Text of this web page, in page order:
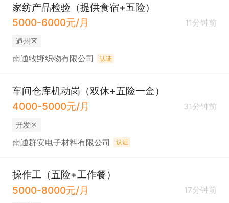
家纺产品检验（提供食宿+五险）
5000-6000元/月
11分钟前
通州区
南通牧野织物有限公司 认证
车间仓库机动岗（双休+五险一金）
4000-5000元/月
31分钟前
开发区
南通群安电子材料有限公司 认证
操作工（五险+工作餐）
5000-8000元/月
17分钟前